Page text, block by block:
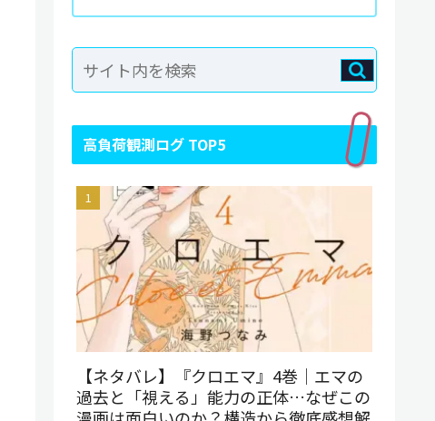
高負荷観測ログ TOP5
【ネタバレ】『クロエマ』4巻｜エマの
過去と「視える」能力の正体…なぜこの